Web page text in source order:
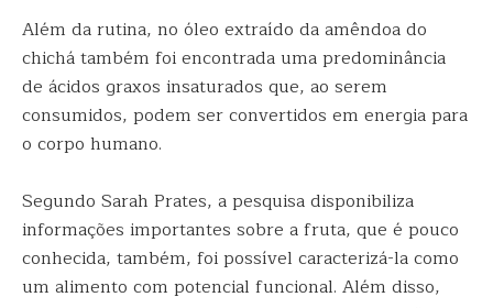
Além da rutina, no óleo extraído da amêndoa do
chichá também foi encontrada uma predominância
de ácidos graxos insaturados que, ao serem
consumidos, podem ser convertidos em energia para
o corpo humano.
Segundo Sarah Prates, a pesquisa disponibiliza
informações importantes sobre a fruta, que é pouco
conhecida, também, foi possível caracterizá-la como
um alimento com potencial funcional. Além disso,